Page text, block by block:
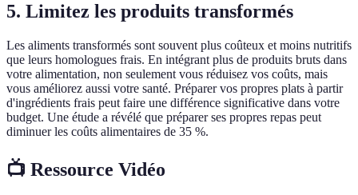
5. Limitez les produits transformés
Les aliments transformés sont souvent plus coûteux et moins nutritifs
que leurs homologues frais. En intégrant plus de produits bruts dans
votre alimentation, non seulement vous réduisez vos coûts, mais
vous améliorez aussi votre santé. Préparer vos propres plats à partir
d'ingrédients frais peut faire une différence significative dans votre
budget. Une étude a révélé que préparer ses propres repas peut
diminuer les coûts alimentaires de 35 %.
📺 Ressource Vidéo